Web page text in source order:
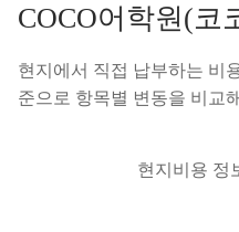
COCO어학원(코
현지에서 직접 납부하는 비
준으로 항목별 변동을 비교
현지비용 정